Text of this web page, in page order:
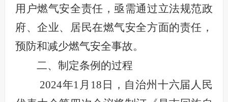
用户燃气安全责任 ，亟需通过立法规范政
府、企业、 居民在燃气安全方面的责任，
预防和减少燃气安全事故。
二、 制定条例的过程
2024年1 月 18 日，自治州十六届人民